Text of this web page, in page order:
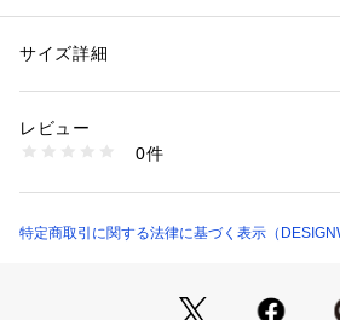
【デザイン】
の着心地の良さとシャツのような手軽
イリングに使える新しいジャンルの商品
同素材のジャージーパンツ
性別：メンズ
素材：レーヨン 65%  ナイロン 30%  ポリウレ
洗濯：手洗い可
※詳しい洗濯方法については、商品の品質表示
03490010001 （ショップ）
サイズ詳細
レビュー
0件
特定商取引に関する法律に基づく表示（